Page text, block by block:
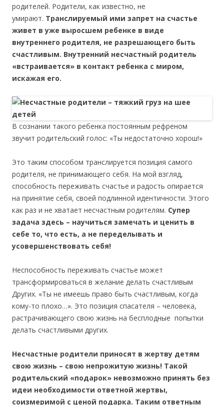
родителей. Родители, как известно, не
умирают. Транслируемый ими запрет на счастье
живет в уже выросшем ребенке в виде
внутреннего родителя, не разрешающего быть
счастливым. Внутренний несчастный родитель
«встраивается» в контакт ребенка с миром,
искажая его.
В сознании такого ребенка постоянным рефреном
звучит родительский голос: «Ты недостаточно хорош!»
Это таким способом транслируется позиция самого
родителя, не принимающего себя. На мой взгляд,
способность переживать счастье и радость опирается
на принятие себя, своей подлинной идентичности. Этого
как раз и не хватает несчастным родителям. Супер
задача здесь – научиться замечать и ценить в
себе то, что есть, а не переделывать и
усовершенствовать себя!
Неспособность переживать счастье может
трансформироваться в желание делать счастливым
Других. «Ты не имеешь право быть счастливым, когда
кому-то плохо…». Это позиция спасателя – человека,
растрачивающего свою жизнь на бесплодные попытки
делать счастливыми других.
Несчастные родители приносят в жертву детям
свою жизнь – свою непрожитую жизнь! Такой
родительский «подарок» невозможно принять без
идеи необходимости ответной жертвы,
соизмеримой с ценой подарка. Таким ответным